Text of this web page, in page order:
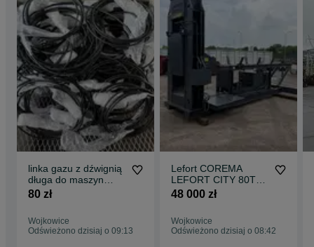
linka gazu z dźwignią
długa do maszyn
rolniczych i
koparka walec dźwig
80 zł
Wojkowice
Odświeżono dzisiaj o 09:13
Lefort COREMA
LEFORT CITY 80T
Tin Baler gilotyna
48 000 zł
Wojkowice
Odświeżono dzisiaj o 08:42